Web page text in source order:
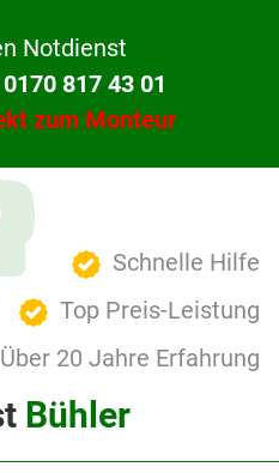
Notdienst
0170 817 43 01
zum Monteur
Schnelle Hilfe
Top Preis-Leistung
Über 20 Jahre Erfahrung
Bühler